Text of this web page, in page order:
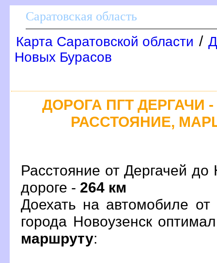
Саратовская область
Карта Саратовской области /
Новых Бурасо
ДОРОГА ПГТ ДЕРГАЧИ
РАССТОЯНИЕ,
Расстояние от Дергачей до
дороге - 264 км
Доехать на автомобиле от
орода Новоузенск
маршруту: